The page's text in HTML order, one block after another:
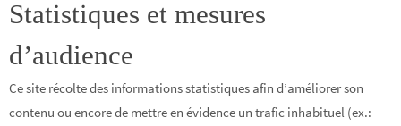
Statistiques et mesures
d’audience
Ce site récolte des informations statistiques afin d’améliorer son
contenu ou encore de mettre en évidence un trafic inhabituel (ex.: